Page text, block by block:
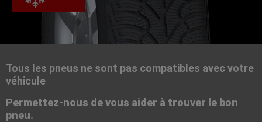
Tous les pneus ne sont pas compatibles avec votre
véhicule
Permettez-nous de vous aider à trouver le bon
pneu.